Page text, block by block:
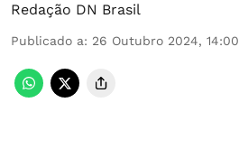
Redação DN Brasil
Publicado a: 26 Outubro 2024, 14:00